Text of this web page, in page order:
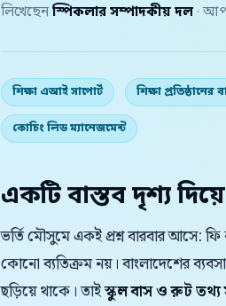
লিখেছেন স্পিকলার সম্পাদকীয় দল ·
শিক্ষা এআই সাপোর্ট শিক্ষা
কোচিং লিড ম্যানেজমেন্ট
একটি বাস্তব দৃশ্য
ভর্তি মৌসুমে একই প্রশ্ন বারবার আসে:
কোনো ব্যতিক্রম নয়। বাংলাদেশের
ছড়িয়ে থাকে। তাইস্কুল বাস ও রুট তথ্য